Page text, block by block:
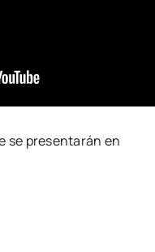
se presentarán en